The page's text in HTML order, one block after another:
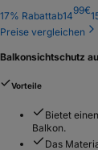
17% Rabattab1499€
Preise vergleichen
Balkonsichtschutz
Vorteile
Bietet
Balkon.
Das